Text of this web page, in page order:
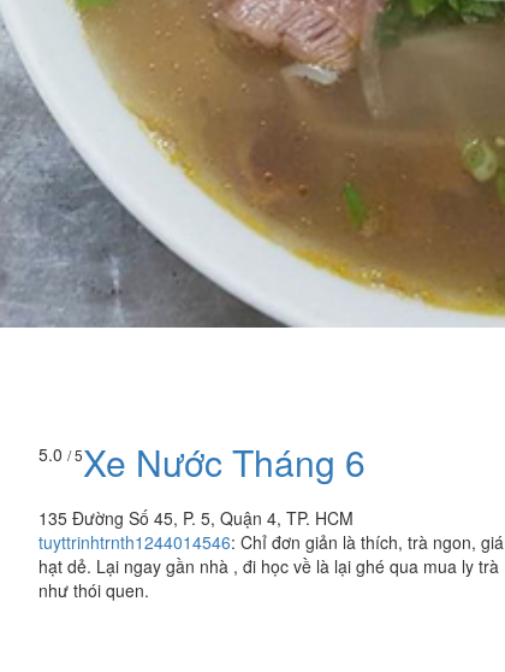
5.0 / 5Xe Nước Tháng 6
135 Đường Số 45, P. 5, Quận 4, TP. HCM
tuyttrinhtrnth1244014546: Chỉ đơn giản là thích, trà ngon, giá
hạt dẻ. Lại ngay gần nhà , đi học về là lại ghé qua mua ly trà
như thói quen.